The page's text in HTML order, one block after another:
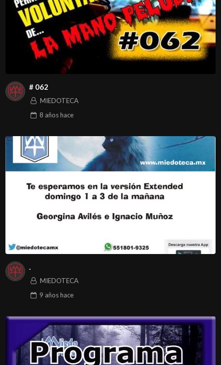
# 062
MIEDOTECA
8 añoshace
.
MIEDOTECA
9 añoshace